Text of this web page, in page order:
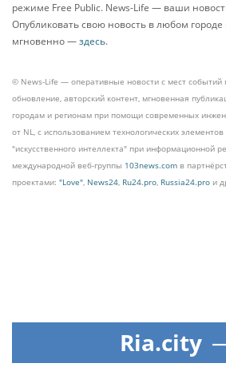
режиме Free Public. News-Life — ваши
Опубликовать свою новость в любом
мгновенно —здесь.
© News-Life — оперативные новости с мест событий
обновление, авторский контент, мгновенная
городам и регионам при помощи современных
от NL, с использованием технологических
"искусственного интеллекта" при информационной
международной веб-группы 103news.com в
проектами: "Love", News24, Ru24.pro, Russia24.pro и
Ria.city